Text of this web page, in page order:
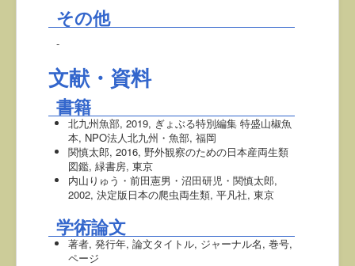
その他
-
文献・資料
書籍
北九州魚部, 2019, ぎょぶる特別編集 特盛山椒魚
本, NPO法人北九州・魚部, 福岡
関慎太郎, 2016, 野外観察のための日本産両生類
図鑑, 緑書房, 東京
内山りゅう・前田憲男・沼田研児・関慎太郎,
2002, 決定版日本の爬虫両生類, 平凡社, 東京
学術論文
著者, 発行年, 論文タイトル, ジャーナル名, 巻号,
ページ